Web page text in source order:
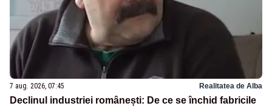
7 aug. 2026, 07:45 Realitatea de Alba
Declinul industriei românești: De ce se închid fabricile